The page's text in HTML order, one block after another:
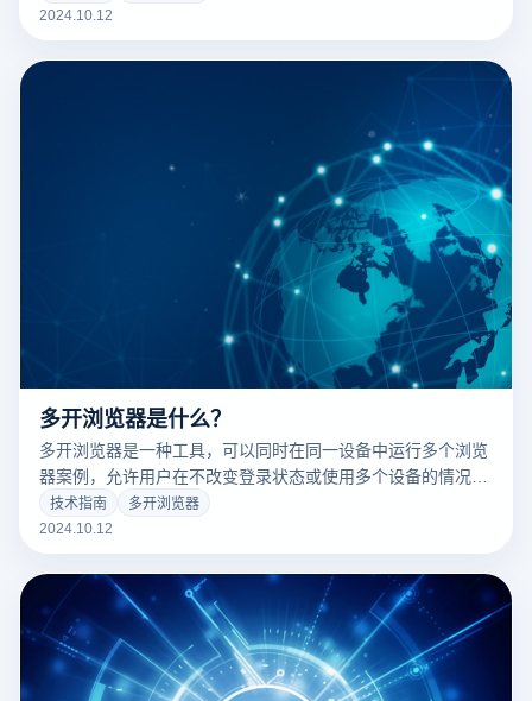
数据混淆或关联风险的情况下同时登录不同的账户。这显著提
时运营多个账户的账户被禁止的风险。
2024.10.12
多开浏览器是什么？
多开浏览器是一种工具，可以同时在同一设备中运行多个浏览
器案例，允许用户在不改变登录状态或使用多个设备的情况下
登录和使用多个帐户。这对于跨境电子商务、社交媒体营销以
及需要管理多个在线身份场景非常重要。通过隔离每个浏览器
联风险，从而提高操作效率和安全性。
技术指南
多开浏览器
2024.10.12